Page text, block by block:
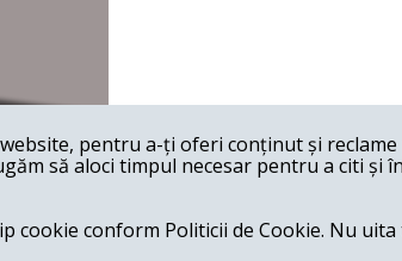
pentru a-ți oferi conținut și
să aloci timpul necesar pentru a citi și
conform Politicii de Cookie. Nu